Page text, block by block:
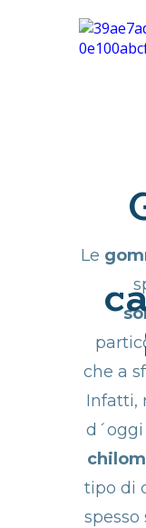
Le
che a
Infatti,
tipo di
spesso